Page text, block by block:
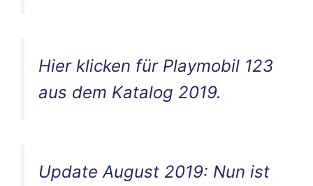
Hier klicken für Playmobil 123
aus dem Katalog 2019.
Update August 2019: Nun ist